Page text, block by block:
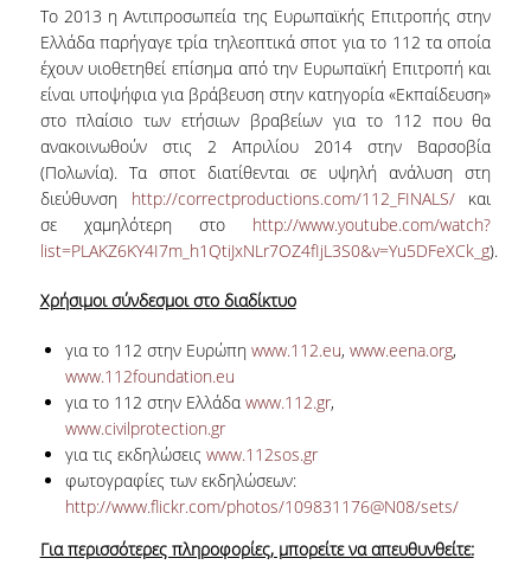
Σ.Ε.Α.Β.
ΠΥΛΗ HEAL LINK
ΜΟ.ΔΙ.Π.Α.Β.
ΕΠΙΣΤΗΜΟΝΙΚΗ
ΕΠΙΚΟΙΝΩΝΗΣΗ
Το 2013 η Αντιπροσωπεία της Ευρωπαϊκής Επιτροπής στην
Ελλάδα παρήγαγε τρία τηλεοπτικά σποτ για το 112 τα οποία
έχουν υιοθετηθεί επίσημα από την Ευρωπαϊκή Επιτροπή και
είναι υποψήφια για βράβευση στην κατηγορία «Εκπαίδευση»
στο πλαίσιο των ετήσιων βραβείων για το 112 που θα
ανακοινωθούν στις 2 Απριλίου 2014 στην Βαρσοβία
(Πολωνία). Τα σποτ διατίθενται σε υψηλή ανάλυση στη
διεύθυνση http://correctproductions.com/112_FINALS/και
σε χαμηλότερη στο http://www.youtube.com/watch?
list=PLAKZ6KY4I7m_h1QtiJxNLr7OZ4fIjL3S0&v=Yu5DFeXCk_g).
Χρήσιμοι σύνδεσμοι στο διαδίκτυο
για το 112 στην Ευρώπη www.112.eu, www.eena.org,
www.112foundation.eu
για το 112 στην Ελλάδα www.112.gr,
www.civilprotection.gr
για τις εκδηλώσεις www.112sos.gr
φωτογραφίες των εκδηλώσεων:
http://www.flickr.com/photos/109831176@N08/sets/
Για περισσότερες πληροφορίες, μπορείτε να απευθυνθείτε: